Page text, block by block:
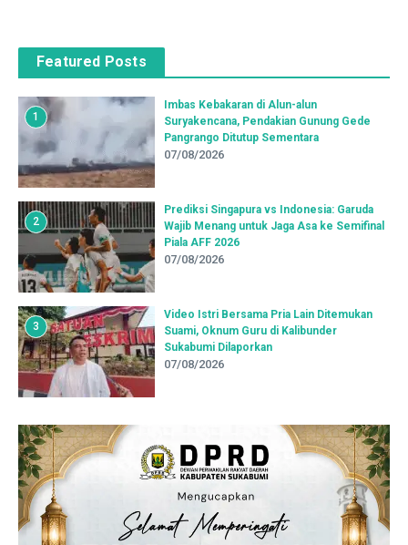
Featured Posts
1
Imbas Kebakaran di Alun-alun
Suryakencana, Pendakian Gunung Gede
Pangrango Ditutup Sementara
07/08/2026
2
Prediksi Singapura vs Indonesia: Garuda
Wajib Menang untuk Jaga Asa ke Semifinal
Piala AFF 2026
07/08/2026
3
Video Istri Bersama Pria Lain Ditemukan
Suami, Oknum Guru di Kalibunder
Sukabumi Dilaporkan
07/08/2026